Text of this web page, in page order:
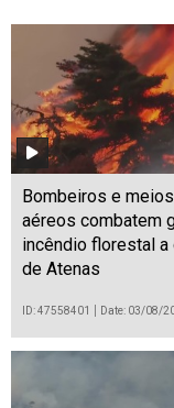
Bombeiros e meios
aéreos combatem
incêndio florestal
de Atenas
ID: 47558401 Date: 03/08/